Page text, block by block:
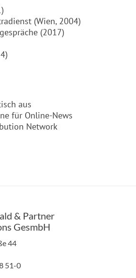
(Wien, 2004)
(2017)
aus
für Online-News
Network
& Partner
GesmbH
44
51-0